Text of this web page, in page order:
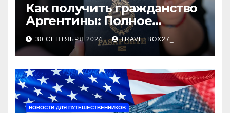
Как получить гражданство
Аргентины: Полное
руководство
30 СЕНТЯБРЯ 2024 TRAVELBOX27_
НОВОСТИ ДЛЯ ПУТЕШЕСТВЕННИКОВ